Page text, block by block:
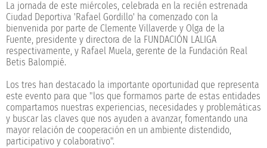
La jornada de este miércoles, celebrada en la recién estrenada
Ciudad Deportiva 'Rafael Gordillo' ha comenzado con la
bienvenida por parte de Clemente Villaverde y Olga de la
Fuente, presidente y directora de la FUNDACIÓN LALIGA
respectivamente, y Rafael Muela, gerente de la Fundación Real
Betis Balompié.
Los tres han destacado la importante oportunidad que representa
este evento para que "los que formamos parte de estas entidades
compartamos nuestras experiencias, necesidades y problemáticas
y buscar las claves que nos ayuden a avanzar, fomentando una
mayor relación de cooperación en un ambiente distendido,
participativo y colaborativo".